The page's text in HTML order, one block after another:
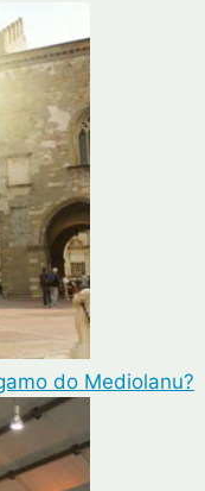
do Mediolanu?